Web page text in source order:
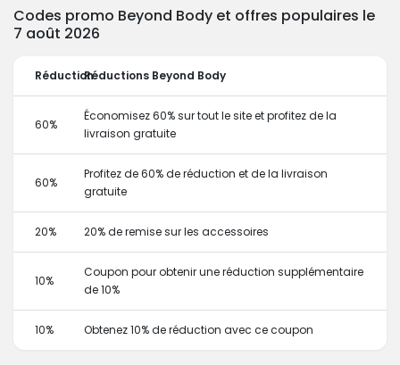
Codes promo Beyond Body et offres populaires le
7 août 2026
RéductionRéductions Beyond Body
60%
Économisez 60% sur tout le site et profitez de la
livraison gratuite
60%
Profitez de 60% de réduction et de la livraison
gratuite
20% 20% de remise sur les accessoires
10%
Coupon pour obtenir une réduction supplémentaire
de 10%
10% Obtenez 10% de réduction avec ce coupon